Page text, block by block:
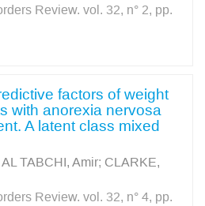
Review. vol. 32, n° 2, pp.
factors of weight
with anorexia nervosa
A latent class mixed
AL TABCHI, Amir; CLARKE,
Review. vol. 32, n° 4, pp.